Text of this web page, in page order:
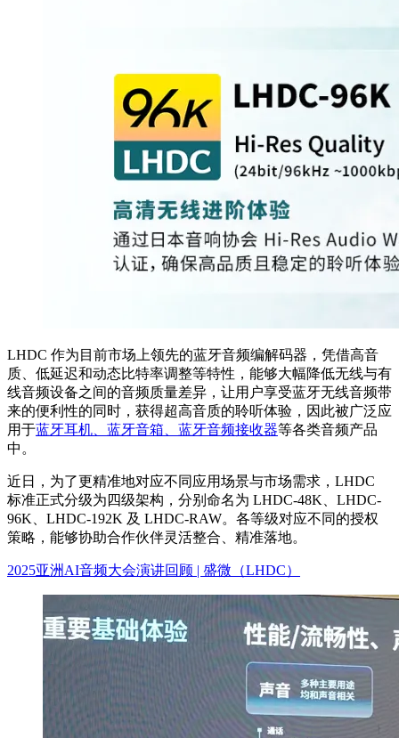
LHDC 作为目前市场上领先的蓝牙音频编解码器，凭借高音
质、低延迟和动态比特率调整等特性，能够大幅降低无线与有
线音频设备之间的音频质量差异，让用户享受蓝牙无线音频带
来的便利性的同时，获得超高音质的聆听体验，因此被广泛应
用于蓝牙耳机、蓝牙音箱、蓝牙音频接收器等各类音频产品
中。
近日，为了更精准地对应不同应用场景与市场需求，LHDC
标准正式分级为四级架构，分别命名为 LHDC-48K、LHDC-
96K、LHDC-192K 及 LHDC-RAW。各等级对应不同的授权
策略，能够协助合作伙伴灵活整合、精准落地。
2025亚洲AI音频大会演讲回顾 | 盛微（LHDC）